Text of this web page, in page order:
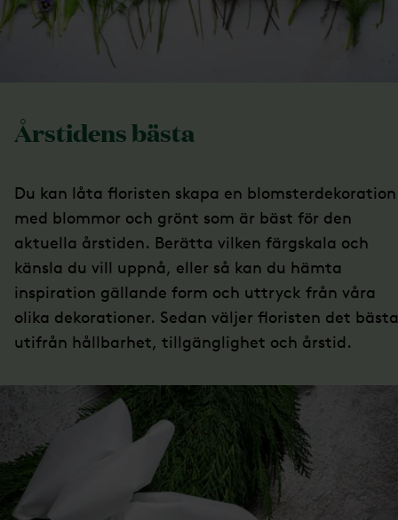
Årstidens bästa
Du kan låta floristen skapa en blomsterdekoration
med blommor och grönt som är bäst för den
aktuella årstiden. Berätta vilken färgskala och
känsla du vill uppnå, eller så kan du hämta
inspiration gällande form och uttryck från våra
olika dekorationer. Sedan väljer floristen det bästa
utifrån hållbarhet, tillgänglighet och årstid.